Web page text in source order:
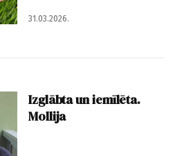
31.03.2026.
Izglābta un iemīlēta.
Mollija